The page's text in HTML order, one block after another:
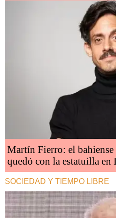
Martín Fierro: el bahiense
quedó con la estatuilla
SOCIEDAD Y TIEMPO LIBRE